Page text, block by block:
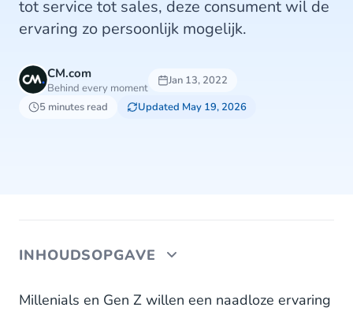
tot service tot sales, deze consument wil de
ervaring zo persoonlijk mogelijk.
CM.com
Behind every moment
Jan 13, 2022
5 minutes read
Updated May 19, 2026
INHOUDSOPGAVE
Wat is hyper-personalisatie eigenlijk?
Millenials en Gen Z willen een naadloze ervaring